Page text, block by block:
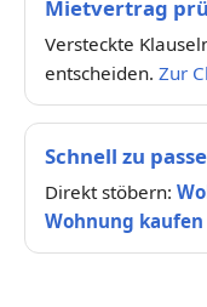
Mietvertrag
Versteckte
entscheiden. Zur
Schnell zu
Direkt stöbern:
Wohnung kaufen